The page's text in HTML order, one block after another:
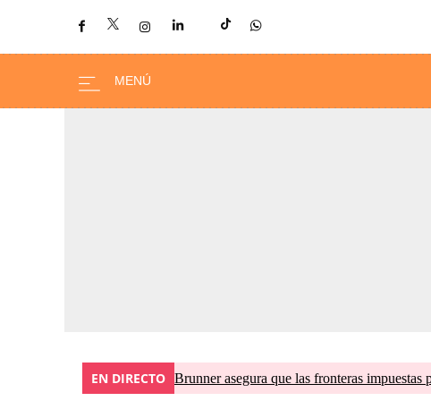
EN DIRECTO Brunner asegura que las fronteras